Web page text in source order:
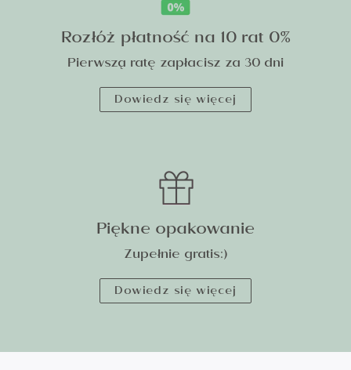
Rozłóż płatność na 10 rat 0%
Pierwszą ratę zapłacisz za 30 dni
Dowiedz się więcej
Piękne opakowanie
Zupełnie gratis:)
Dowiedz się więcej